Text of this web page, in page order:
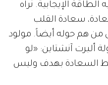
الإيجابية. نراه
سعادة القلب
من هم حوله أيضاً. مولود
ألبرت آنشتاين: «لو
السعادة بهدف وليس